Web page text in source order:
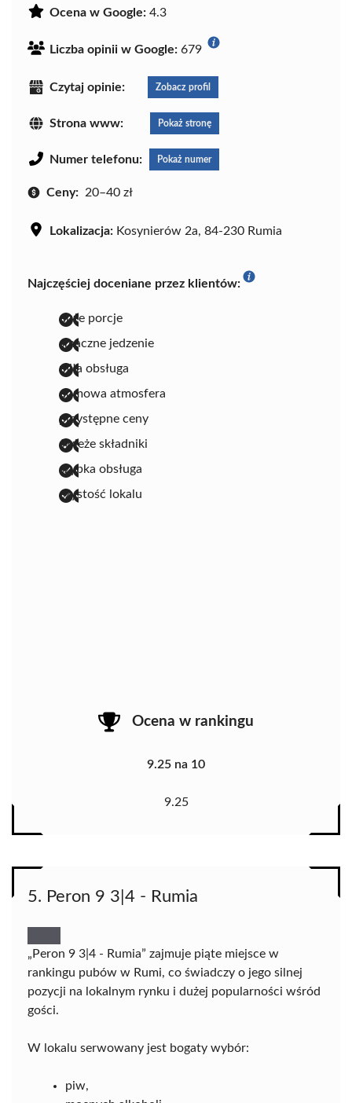
Ocena w Google: 4.3
Liczba opinii w Google: 679
Czytaj opinie: Zobacz profil
Strona www: Pokaż stronę
Numer telefonu: Pokaż numer
Ceny: 20–40 zł
Lokalizacja: Kosynierów 2a, 84-230 Rumia
Najczęściej doceniane przez klientów:
duże porcje
smaczne jedzenie
miła obsługa
domowa atmosfera
przystępne ceny
świeże składniki
szybka obsługa
czystość lokalu
Ocena w rankingu
9.25 na 10
9.25
5. Peron 9 3|4 - Rumia
„Peron 9 3|4 - Rumia” zajmuje piąte miejsce w
rankingu pubów w Rumi, co świadczy o jego silnej
pozycji na lokalnym rynku i dużej popularności wśród
gości.
W lokalu serwowany jest bogaty wybór:
piw,